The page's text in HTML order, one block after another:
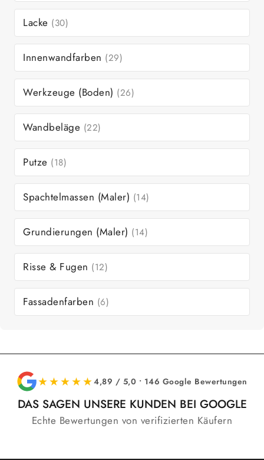
Lacke (30)
Innenwandfarben (29)
Werkzeuge (Boden) (26)
Wandbeläge (22)
Putze (18)
Spachtelmassen (Maler) (14)
Grundierungen (Maler) (14)
Risse & Fugen (12)
Fassadenfarben (6)
★★★★★4,89 / 5,0 • 146 Google Bewertungen
DAS SAGEN UNSERE KUNDEN BEI GOOGLE
Echte Bewertungen von verifizierten Käufern